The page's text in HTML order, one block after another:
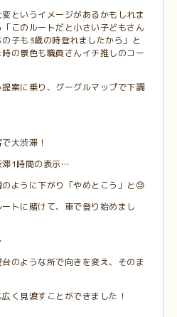
というイメージがあるかもしれま
このルートだと小さい子どもさん
子も3歳の時登れましたから」と
の景色も職員さんイチ推しのコー
案に乗り、グーグルマップで下調
大渋滞！
滞1時間の表示…
ように下がり「やめとこう」と😓
トに賭けて、車で登り始めまし
のような所で向きを変え、そのま
く見渡すことができました！